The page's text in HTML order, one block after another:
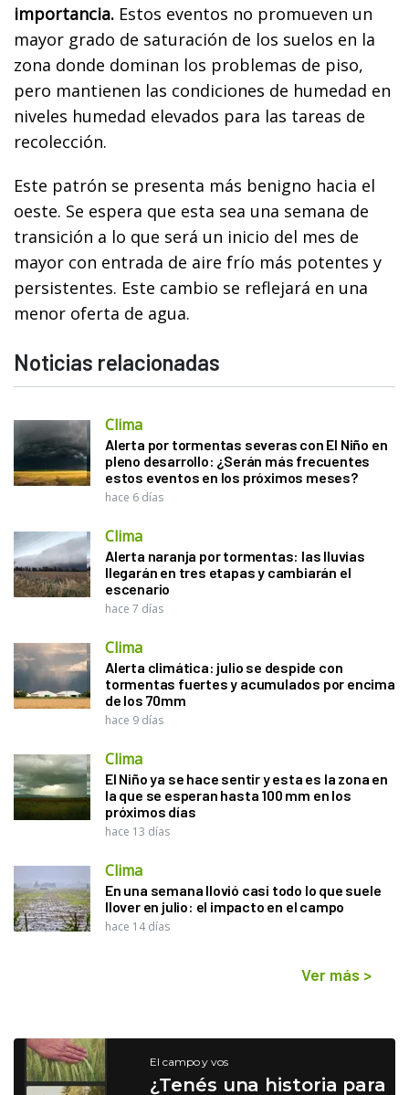
importancia. Estos eventos no promueven un
mayor grado de saturación de los suelos en la
zona donde dominan los problemas de piso,
pero mantienen las condiciones de humedad en
niveles humedad elevados para las tareas de
recolección.
Este patrón se presenta más benigno hacia el
oeste. Se espera que esta sea una semana de
transición a lo que será un inicio del mes de
mayor con entrada de aire frío más potentes y
persistentes. Este cambio se reflejará en una
menor oferta de agua.
Noticias relacionadas
Clima
Alerta por tormentas severas con El Niño en
pleno desarrollo: ¿Serán más frecuentes
estos eventos en los próximos meses?
hace 6 días
Clima
Alerta naranja por tormentas: las lluvias
llegarán en tres etapas y cambiarán el
escenario
hace 7 días
Clima
Alerta climática: julio se despide con
tormentas fuertes y acumulados por encima
de los 70mm
hace 9 días
Clima
El Niño ya se hace sentir y esta es la zona en
la que se esperan hasta 100 mm en los
próximos días
hace 13 días
Clima
En una semana llovió casi todo lo que suele
llover en julio: el impacto en el campo
hace 14 días
Ver más >
El campo y vos
¿Tenés una historia para